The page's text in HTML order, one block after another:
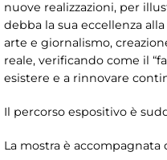
nuove realizzazioni, per
debba la sua eccellenza
arte e giornalismo,
reale, verificando come il
esistere e a rinnovare
Il percorso espositivo è
La mostra è